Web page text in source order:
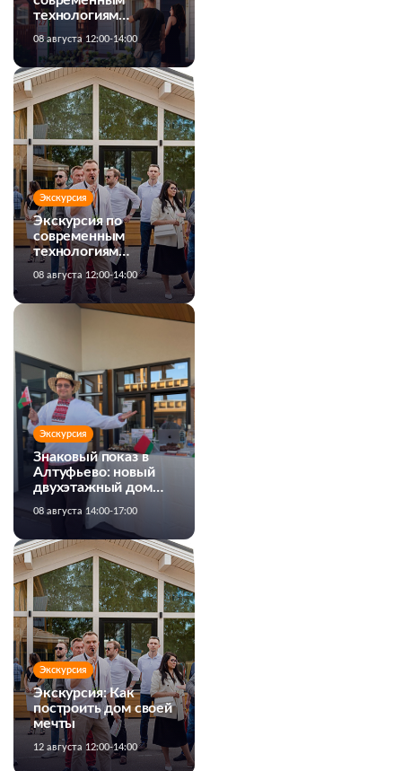
технологиям
строительства
загородных домов
08 августа 12:00-14:00
Экскурсия
Экскурсия по
современным
технологиям
строительства
загородных домов
08 августа 12:00-14:00
Экскурсия
Знаковый показ в
Алтуфьево: новый
двухэтажный дом
MiTek от Белхаус
08 августа 14:00-17:00
Экскурсия
Экскурсия: Как
построить дом своей
мечты
12 августа 12:00-14:00